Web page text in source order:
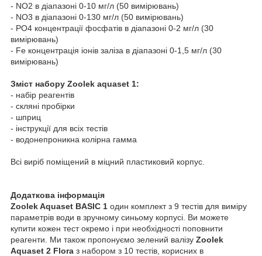
- NO2 в діапазоні 0-10 мг/л (50 вимірювань)
- NO3 в діапазоні 0-130 мг/л (50 вимірювань)
- PO4 концентрації фосфатів в діапазоні 0-2 мг/л (30
вимірювань)
- Fe концентрація іонів заліза в діапазоні 0-1,5 мг/л (30
вимірювань)
Зміст набору Zoolek aquaset 1:
- набір реагентів
- скляні пробірки
- шприц
- інструкції для всіх тестів
- водонепроникна колірна гамма
Всі виріб поміщений в міцний пластиковий корпус.
Додаткова інформація
Zoolek Aquaset BASIC 1 один комплект з 9 тестів для виміру
параметрів води в зручному синьому корпусі. Ви можете
купити кожен тест окремо і при необхідності поповнити
реагенти. Ми також пропонуємо зелений валізу Zoolek
Aquaset 2 Flora з набором з 10 тестів, корисних в